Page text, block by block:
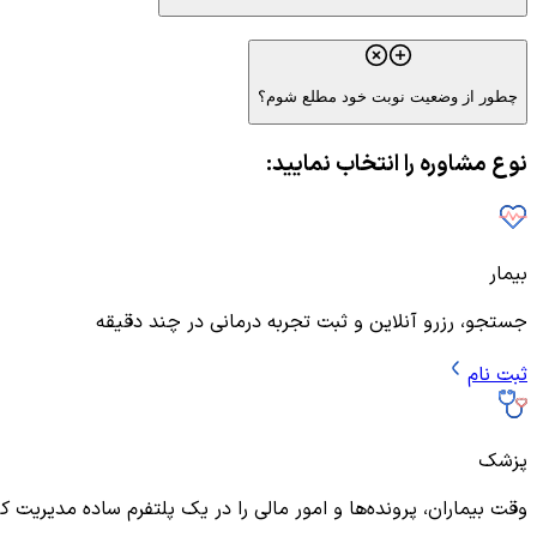
چطور از وضعیت نوبت خود مطلع شوم؟
نوع مشاوره را انتخاب نمایید:
بیمار
جستجو، رزرو آنلاین و ثبت تجربه درمانی در چند دقیقه
ثبت نام
پزشک
وقت بیماران، پرونده‌ها و امور مالی را در یک پلتفرم ساده مدیریت